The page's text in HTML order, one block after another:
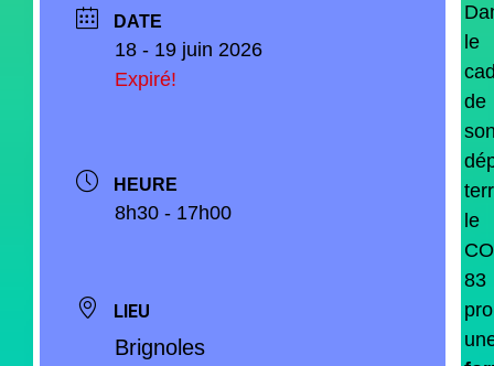
DATE
18 - 19 juin 2026
Expiré!
HEURE
8h30 - 17h00
LIEU
Brignoles
le
de
le
83